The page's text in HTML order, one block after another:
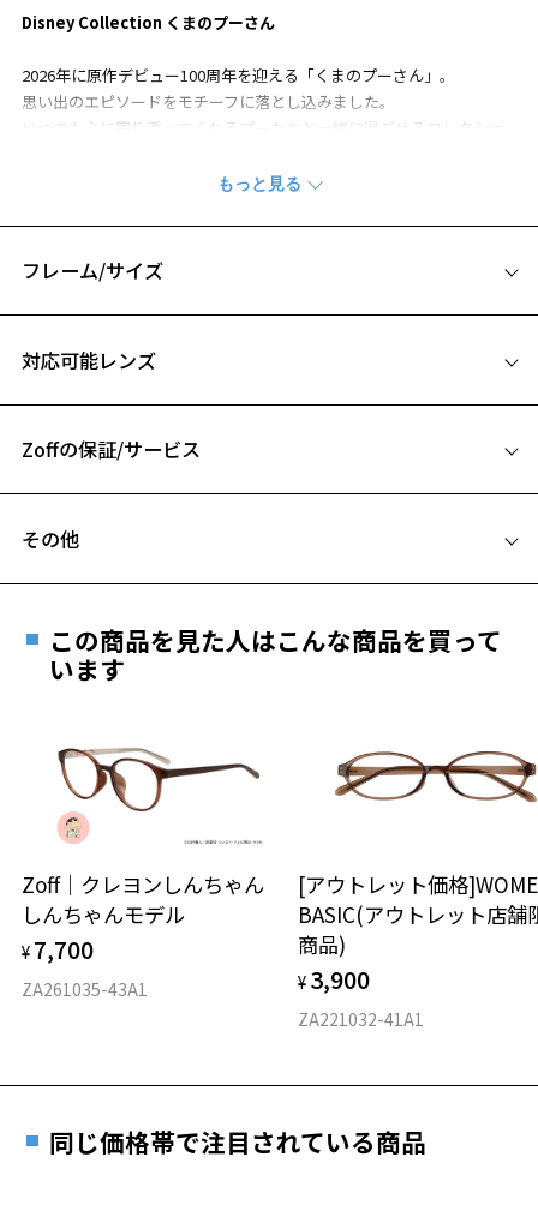
お気に入り
Disney Collection くまのプーさん
2026年に原作デビュー100周年を迎える「くまのプーさん」。
思い出のエピソードをモチーフに落とし込みました。
いつでも心に寄り添ってくれるプーたちと一緒に過ごせるコレクショ
はちみついっぱいのハニカムと、みつばちのレーザー彫りがさりげな
いポイントです。
はちみつの木から抜け出せなくなったプーが愛らしいデザイン。
定番のウェリントン型にブラウントーンのカラー展開ではちみつを表
本コレクション限定で、テーマアートを使用した専用のメガネケース
off 特設ページをみる
フレーム/サイズ
B ブリッジ(鼻部分)の横幅：20mm
仕上がり寸法
D 仕上がりの横幅：約136mm
15.9g
対応可能レンズ
フレームとレンズの合計料金を知りたい方へ
Zoffの保証/サービス
安心1 フレーム１年間品質保証
きます。
※保証期間内に交換が行われた場合、保証期間は初期の期間から
延長されません。
安心2 視力測定無料
視力の変化を早めに発見するために、定期的な視
力測定をおすすめいたします。
安心3 かかり具合調整無料
す。
その他
ご希望のお客さまは、「レンズ交換券」をお選びのうえ、
最寄りのZoff実店舗にてレンズをお買い求めください。
※サングラスやパッケージ品では「レンズ交換券」はお選び
談ください。
＜メガネの度数情報がわからない方へ＞
オンラインストアでフレームのみ購入して、
実店舗で度付きにできます
ご購入時に「レンズ交換券」をお選びいただくと、実店舗で
度数を測定のうえ、度付きレンズ（標準セットレンズ）へ無
お近くのZoff実店舗にて度数を測定いただけます（無料）。
その際は記入用紙をダウンロードしてお使いください。
この商品を見た人はこんな商品を買って
います
Zoff｜クレヨンしんちゃん
しんちゃんモデル
¥ 7,700
ZA261035-43A1
[アウトレット価格
BASIC(アウトレット店舗
商品)
¥ 3,900
ZA221032-41A1
同じ価格帯で注目されている商品